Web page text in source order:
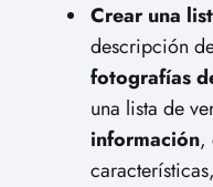
Crear una
descripción
fotografías
una lista de
información,